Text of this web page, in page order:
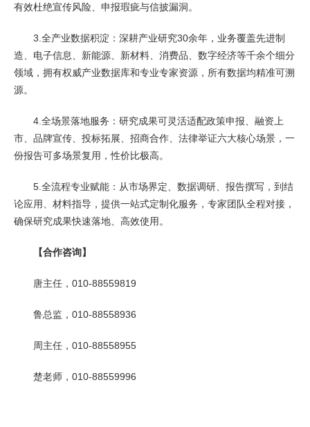
有效杜绝宣传风险、申报瑕疵与信披漏洞。
3.全产业数据积淀：深耕产业研究30余年，业务覆盖先进制
造、电子信息、新能源、新材料、消费品、数字经济等千余个细分
领域，拥有权威产业数据库和专业专家资源，所有数据均精准可溯
源。
4.全场景落地服务：研究成果可灵活适配政策申报、融资上
市、品牌宣传、投标拓展、招商合作、法律举证六大核心场景，一
份报告可多场景复用，性价比极高。
5.全流程专业赋能：从市场界定、数据调研、报告撰写，到结
论应用、材料指导，提供一站式定制化服务，专家团队全程对接，
确保研究成果快速落地、高效使用。
【合作咨询】
唐主任，010-88559819
鲁总监，010-88558936
周主任，010-88558955
楚老师，010-88559996